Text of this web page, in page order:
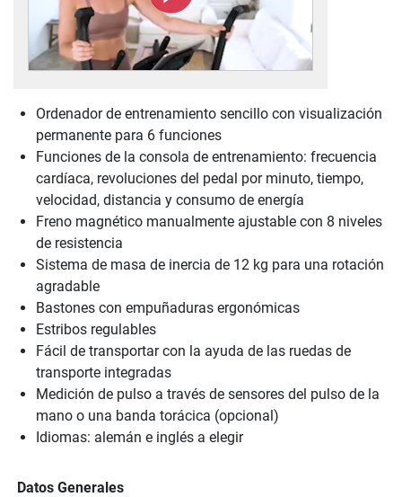
Ordenador de entrenamiento sencillo con visualización
permanente para 6 funciones
Funciones de la consola de entrenamiento: frecuencia
cardíaca, revoluciones del pedal por minuto, tiempo,
velocidad, distancia y consumo de energía
Freno magnético manualmente ajustable con 8 niveles
de resistencia
Sistema de masa de inercia de 12 kg para una rotación
agradable
Bastones con empuñaduras ergonómicas
Estribos regulables
Fácil de transportar con la ayuda de las ruedas de
transporte integradas
Medición de pulso a través de sensores del pulso de la
mano o una banda torácica (opcional)
Idiomas: alemán e inglés a elegir
Datos Generales